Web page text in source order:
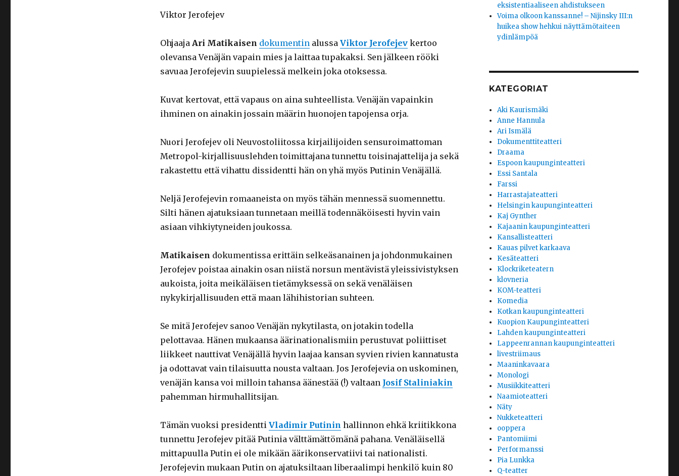
Viktor Jerofejev
Ohjaaja Ari Matikaisen dokumentinalussa Viktor Jerofejevkertoo
olevansa Venäjän vapain mies ja laittaa tupakaksi. Sen jälkeen rööki
savuaa Jerofejevin suupielessä melkein joka otoksessa.
Kuvat kertovat, että vapaus on aina suhteellista. Venäjän vapainkin
ihminen on ainakin jossain määrin huonojen tapojensa orja.
Nuori Jerofejev oli Neuvostoliitossa kirjailijoiden sensuroimattoman
Metropol-kirjallisuuslehden toimittajana tunnettu toisinajattelija ja sekä
rakastettu että vihattu dissidentti hän on yhä myös Putinin Venäjällä.
Neljä Jerofejevin romaaneista on myös tähän mennessä suomennettu.
Silti hänen ajatuksiaan tunnetaan meillä todennäköisesti hyvin vain
asiaan vihkiytyneiden joukossa.
Matikaisen dokumentissa erittäin selkeäsanainen ja johdonmukainen
Jerofejev poistaa ainakin osan niistä norsun mentävistä yleissivistyksen
aukoista, joita meikäläisen tietämyksessä on sekä venäläisen
nykykirjallisuuden että maan lähihistorian suhteen.
Se mitä Jerofejev sanoo Venäjän nykytilasta, on jotakin todella
pelottavaa. Hänen mukaansa äärinationalismiin perustuvat poliittiset
liikkeet nauttivat Venäjällä hyvin laajaa kansan syvien rivien kannatusta
ja odottavat vain tilaisuutta nousta valtaan. Jos Jerofejevia on uskominen,
venäjän kansa voi milloin tahansa äänestää (!) valtaan Josif Staliniakin
pahemman hirmuhallitsijan.
Tämän vuoksi presidentti Vladimir Putinin hallinnon ehkä kriitikkona
tunnettu Jerofejev pitää Putinia välttämättömänä pahana. Venäläisellä
mittapuulla Putin ei ole mikään äärikonservatiivi tai nationalisti.
Jerofejevin mukaan Putin on ajatuksiltaan liberaalimpi henkilö kuin 80
eksistentiaaliseen ahdistukseen
Voima olkoon kanssanne! – Nijinsky III:n
huikea show hehkui näyttämötaiteen
ydinlämpöä
KATEGORIAT
Aki Kaurismäki
Anne Hannula
Ari Ismälä
Dokumenttiteatteri
Draama
Espoon kaupunginteatteri
Essi Santala
Farssi
Harrastajateatteri
Helsingin kaupunginteatteri
Kaj Gynther
Kajaanin kaupunginteatteri
Kansallisteatteri
Kauas pilvet karkaava
Kesäteatteri
Klockriketeatern
klovneria
KOM-teatteri
Komedia
Kotkan kaupunginteatteri
Kuopion Kaupunginteatteri
Lahden kaupunginteatteri
Lappeenrannan kaupunginteatteri
livestriimaus
Maaninkavaara
Monologi
Musiikkiteatteri
Naamioteatteri
Näty
Nukketeatteri
ooppera
Pantomiimi
Performanssi
Pia Lunkka
Q-teatter